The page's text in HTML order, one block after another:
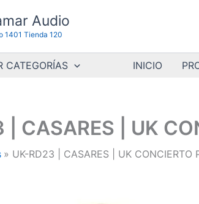
Audio
1401 Tienda 120
CATEGORÍAS INICIO
| CASARES | UK
UK-RD23 | CASARES | UK CONCIERTO